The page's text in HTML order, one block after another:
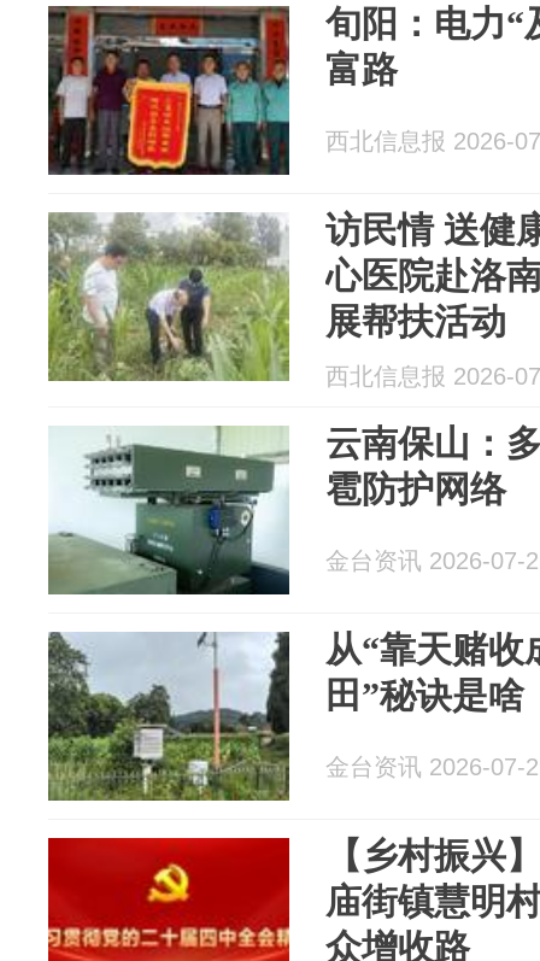
旬阳：电力“
富路
西北信息报 2026-
访民情 送健
心医院赴洛
展帮扶活动
西北信息报 2026-
云南保山：
雹防护网络
金台资讯 2026-07-
从“靠天赌收
田”秘诀是啥
金台资讯 2026-07-
【乡村振兴
庙街镇慧明
众增收路